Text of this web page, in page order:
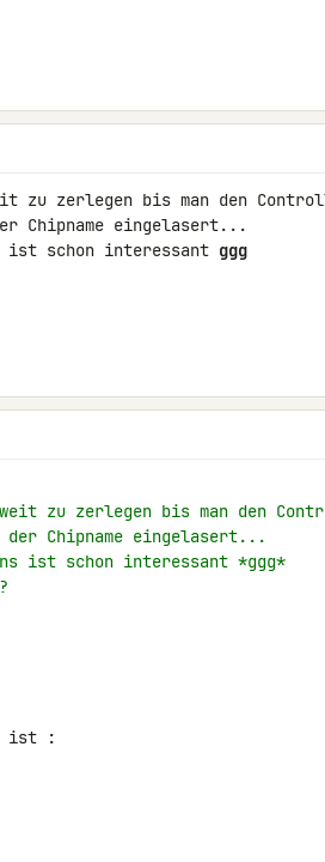
zu zerlegen bis man den
Chipname eingelasert...
ist schon interessant ggg
zu zerlegen bis man den
Chipname eingelasert...
ist schon interessant *ggg*
ist :